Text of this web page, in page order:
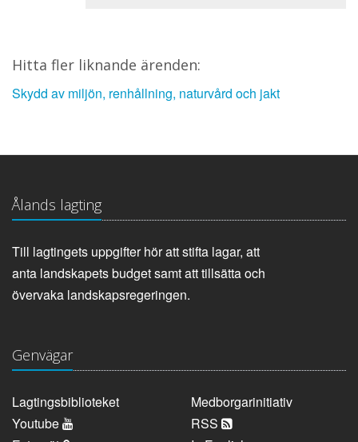
Hitta fler liknande ärenden:
Skydd av miljön, renhållning, naturvård och jakt
Ålands lagting
Till lagtingets uppgifter hör att stifta lagar, att
anta landskapets budget samt att tillsätta och
övervaka landskapsregeringen.
Genvägar
Lagtingsbiblioteket
Medborgarinitiativ
Youtube
RSS